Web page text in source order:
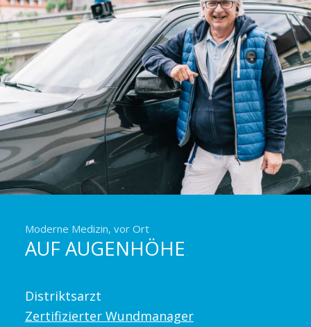
Moderne Medizin, vor Ort
AUF AUGENHÖHE
Distriktsarzt
Zertifizierter Wundmanager